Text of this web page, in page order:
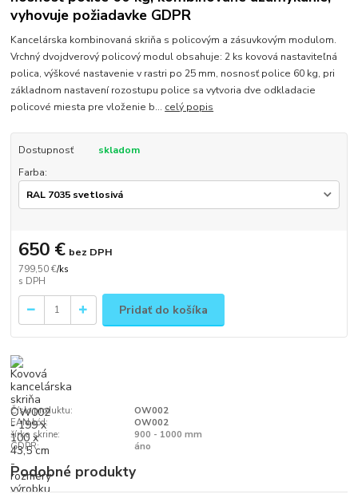
vyhovuje požiadavke GDPR
Kancelárska kombinovaná skriňa s policovým a zásuvkovým modulom.
Vrchný dvojdverový policový modul obsahuje: 2 ks kovová nastaviteľná
polica, výškové nastavenie v rastri po 25 mm, nosnosť police 60 kg, pri
základnom nastavení rozostupu police sa vytvoria dve odkladacie
policové miesta pre vloženie b... celý popis
Dostupnosť
skladom
Farba:
799,50 €/ks
650 € bez DPH
Pridať do košíka
Číslo produktu:
OW002
EAN kód:
OW002
šírka skrine:
900 - 1000 mm
GDPR:
áno
Podobné produkty